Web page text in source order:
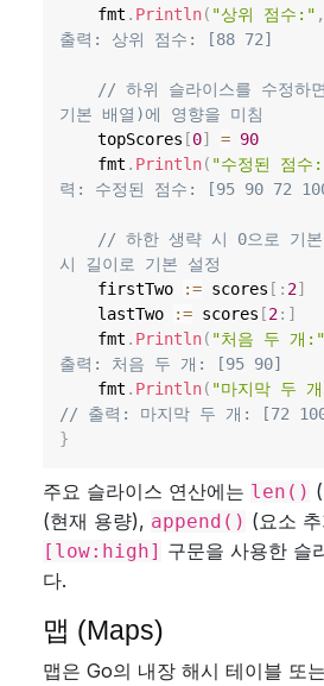
	fmt
. Println( "상위 점수:" ,
출력: 상위 점수: [88 72]
// 하위 슬라이스를 수정하
기본 배열)에 영향을 미침
	topScores
[0] = 90
	fmt
. Println( "수정된 점수
력: 수정된 점수: [95 90 72
// 하한 생략 시 0으로 기
시 길이로 기본 설정
    firstTwo
:= scores [ : 2]
    lastTwo
:= scores [2: ]
    fmt
. Println( "처음 두 개:"
출력: 처음 두 개: [95 90]
    fmt
. Println( "마지막 두
// 출력: 마지막 두 개: [72
}
주요 슬라이스 연산에는 len()
(현재 용량), append() (요소
[low:high] 구문을 사용한 슬
다.
맵 (Maps)
맵은 Go의 내장 해시 테이블 또